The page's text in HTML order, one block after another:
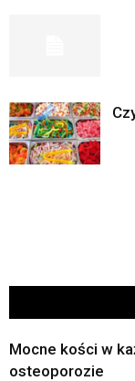
Mocne kości w
osteoporozie